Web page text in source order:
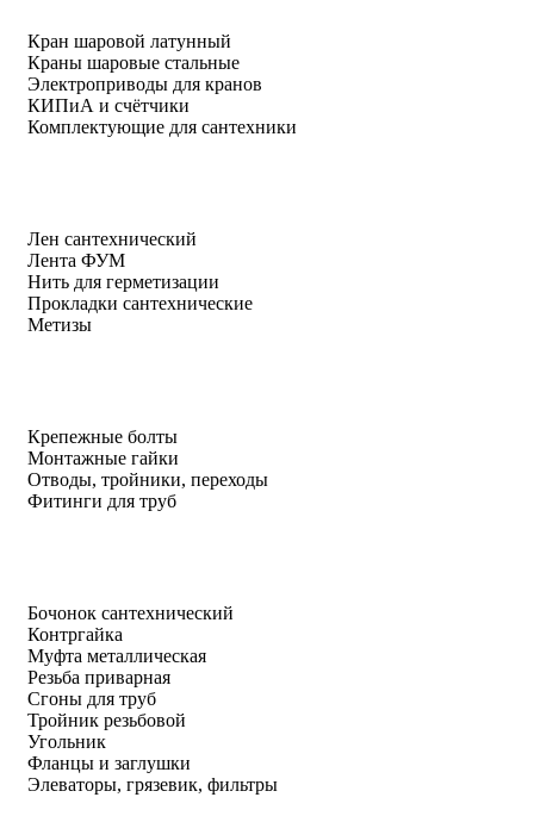
Кран шаровой латунный
Краны шаровые стальные
Электроприводы для кранов
КИПиА и счётчики
Комплектующие для сантехники
Лен сантехнический
Лента ФУМ
Нить для герметизации
Прокладки сантехнические
Метизы
Крепежные болты
Монтажные гайки
Отводы, тройники, переходы
Фитинги для труб
Бочонок сантехнический
Контргайка
Муфта металлическая
Резьба приварная
Сгоны для труб
Тройник резьбовой
Угольник
Фланцы и заглушки
Элеваторы, грязевик, фильтры